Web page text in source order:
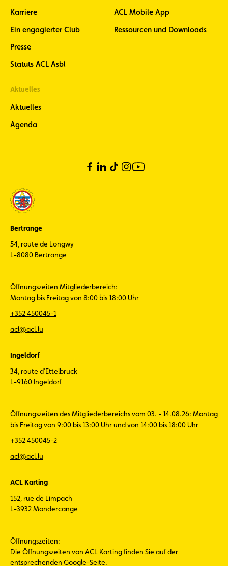
Karriere
Ein engagierter Club
Presse
Statuts ACL Asbl
ACL Mobile App
Ressourcen und Downloads
Aktuelles
Aktuelles
Agenda
Bertrange
54, route de Longwy
L-8080 Bertrange
Öffnungszeiten Mitgliederbereich:
Montag bis Freitag von 8:00 bis 18:00 Uhr
+352 450045-1
acl@acl.lu
Ingeldorf
34, route d'Ettelbruck
L-9160 Ingeldorf
Öffnungszeiten des Mitgliederbereichs vom 03. - 14.08.26: Montag
bis Freitag von 9:00 bis 13:00 Uhr und von 14:00 bis 18:00 Uhr
+352 450045-2
acl@acl.lu
ACL Karting
152, rue de Limpach
L-3932 Mondercange
Öffnungszeiten:
Die Öffnungszeiten von ACL Karting finden Sie auf der
entsprechenden Google-Seite.